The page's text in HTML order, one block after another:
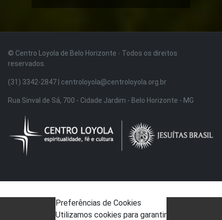
© Centro Loyola de Belo Horizonte · Todos os direitos
reservados.
(31) 3342-2847 | centroloyola@centroloyola.org.br
Rua Sinval de Sá, 700 - Cidade Jardim - Belo Horizonte - MG
Preferências de Cookies
Utilizamos cookies para garantir